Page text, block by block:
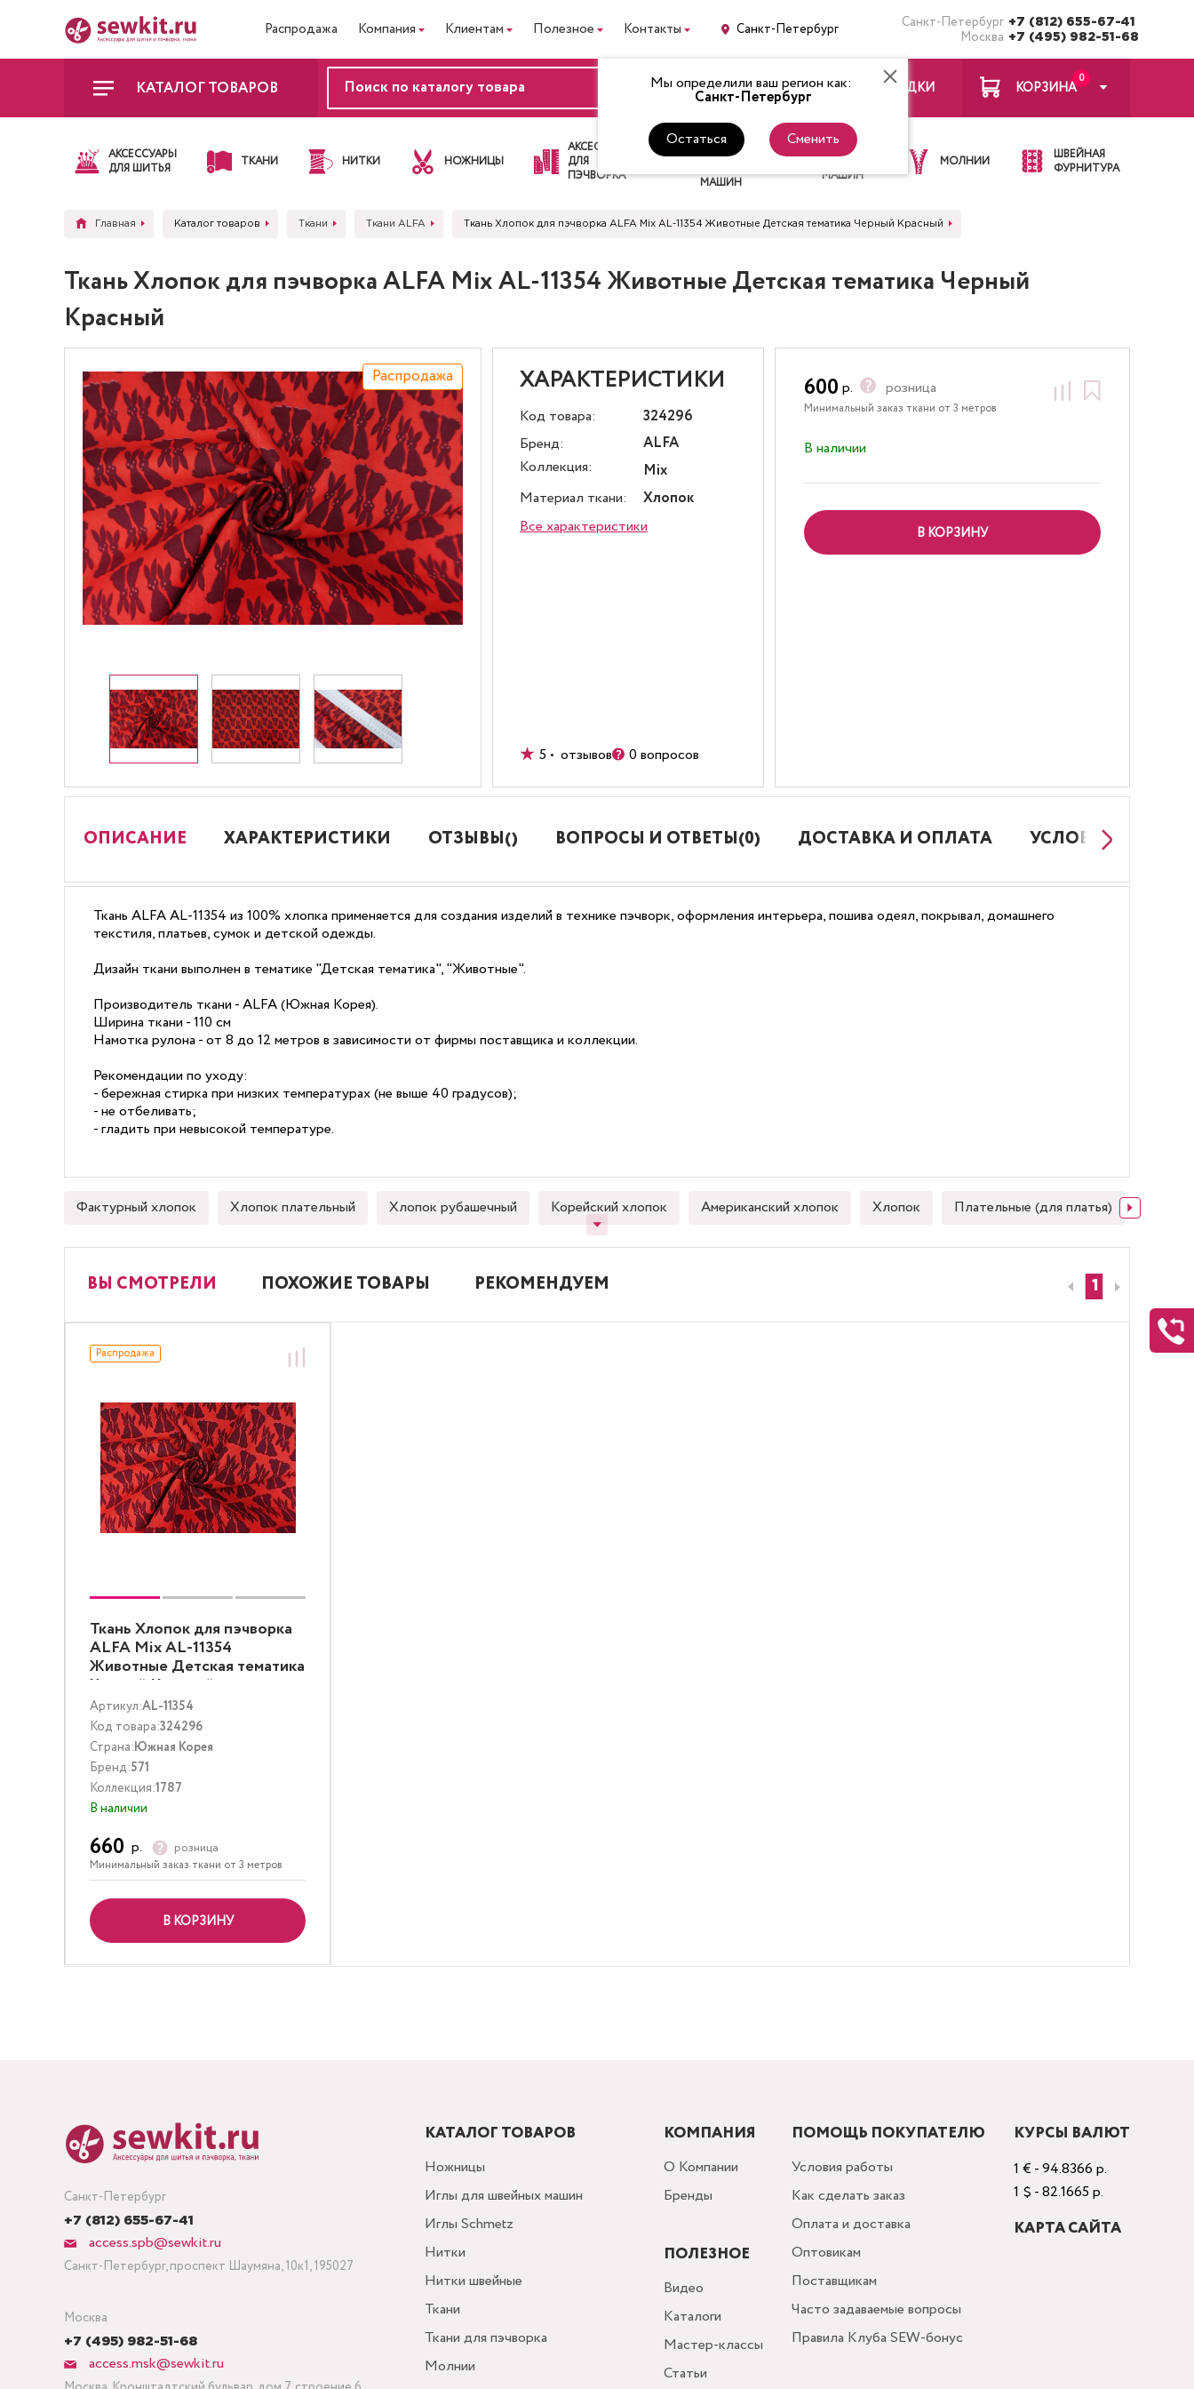
Распродажа Компания Клиентам Полезное Контакты Санкт-Петербург Санкт-Петербург +7 (812) 655-67-41
Москва +7 (495) 982-51-68
Мы определили ваш регион как:
Санкт-Петербург
Остаться Сменить
КАТАЛОГ ТОВАРОВ ВХОД ЗАКЛАДКИ
0
КОРЗИНА
АКСЕССУАРЫ
ДЛЯ ШИТЬЯ
ТКАНИ НИТКИ НОЖНИЦЫ
АКСЕССУАРЫ
ДЛЯ
ПЭЧВОРКА
ЛАПКИ
ДЛЯ
МАШИН
ИГЛЫ ДЛЯ
ШВЕЙНЫХ
МАШИН
МОЛНИИ
ШВЕЙНАЯ
ФУРНИТУРА
Главная Каталог товаров Ткани Ткани ALFA Ткань Хлопок для пэчворка ALFA Mix AL-11354 Животные Детская тематика Черный Красный
Ткань Хлопок для пэчворка ALFA Mix AL-11354 Животные Детская тематика Черный
Красный
Распродажа ХАРАКТЕРИСТИКИ
Код товара:
324296
Бренд:
ALFA
Коллекция:
Mix
Материал ткани:
Хлопок
Все характеристики
5 • отзывов 0 вопросов
600 р. розница
Минимальный заказ ткани от 3 метров
В наличии
В КОРЗИНУ
ОПИСАНИЕ ХАРАКТЕРИСТИКИ ОТЗЫВЫ() ВОПРОСЫ И ОТВЕТЫ(0) ДОСТАВКА И ОПЛАТА УСЛОВИЯ РАБОТЫ
Ткань ALFA AL-11354 из 100% хлопка применяется для создания изделий в технике пэчворк, оформления интерьера, пошива одеял, покрывал, домашнего
текстиля, платьев, сумок и детской одежды.
Дизайн ткани выполнен в тематике "Детская тематика", "Животные".
Производитель ткани - ALFA (Южная Корея).
Ширина ткани - 110 см
Намотка рулона - от 8 до 12 метров в зависимости от фирмы поставщика и коллекции.
Рекомендации по уходу:
- бережная стирка при низких температурах (не выше 40 градусов);
- не отбеливать;
- гладить при невысокой температуре.
Фактурный хлопок Хлопок плательный Хлопок рубашечный Корейский хлопок Американский хлопок Хлопок Плательные (для платья)
ВЫ СМОТРЕЛИ ПОХОЖИЕ ТОВАРЫ РЕКОМЕНДУЕМ
Распродажа
Ткань Хлопок для пэчворка
ALFA Mix AL-11354
Животные Детская тематика
Черный Красный
Артикул:AL-11354
Код товара:324296
Страна:Южная Корея
Бренд:571
Коллекция:1787
В наличии
660 р. розница
Минимальный заказ ткани от 3 метров
В КОРЗИНУ
1
Санкт-Петербург
+7 (812) 655-67-41
access.spb@sewkit.ru
Санкт-Петербург, проспект Шаумяна, 10к1, 195027
Москва
+7 (495) 982-51-68
access.msk@sewkit.ru
КАТАЛОГ ТОВАРОВ
Ножницы
Иглы для швейных машин
Иглы Schmetz
Нитки
Нитки швейные
Ткани
Ткани для пэчворка
Молнии
КОМПАНИЯ
О Компании
Бренды
ПОЛЕЗНОЕ
Видео
Каталоги
Мастер-классы
Статьи
ПОМОЩЬ ПОКУПАТЕЛЮ
Условия работы
Как сделать заказ
Оплата и доставка
Оптовикам
Поставщикам
Часто задаваемые вопросы
Правила Клуба SEW-бонус
КУРСЫ ВАЛЮТ
1 € - 94.8366 р.
1 $ - 82.1665 р.
КАРТА САЙТА